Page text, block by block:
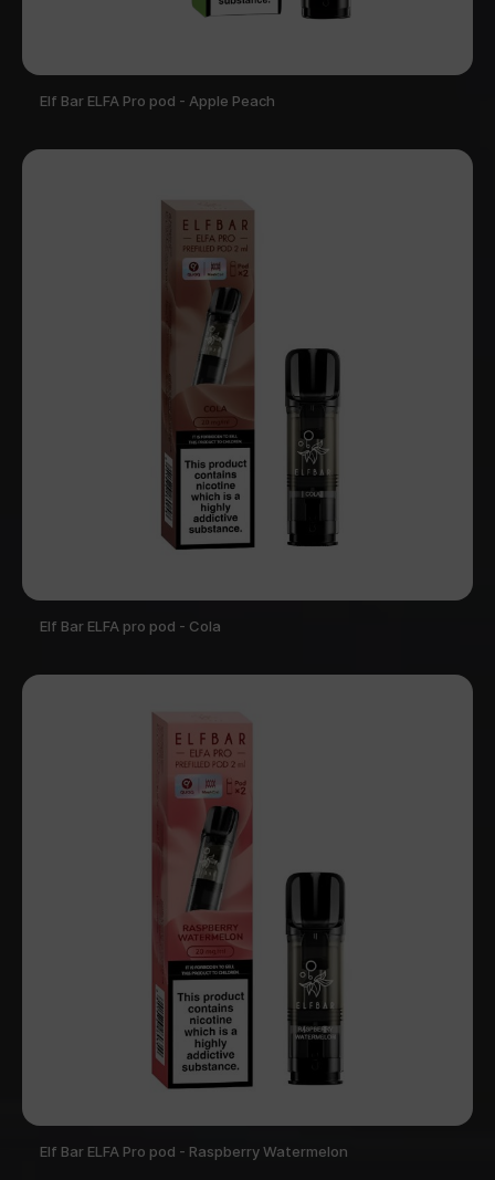
Elf Bar ELFA Pro pod - Apple Peach
Elf Bar ELFA pro pod - Cola
Elf Bar ELFA Pro pod - Raspberry Watermelon